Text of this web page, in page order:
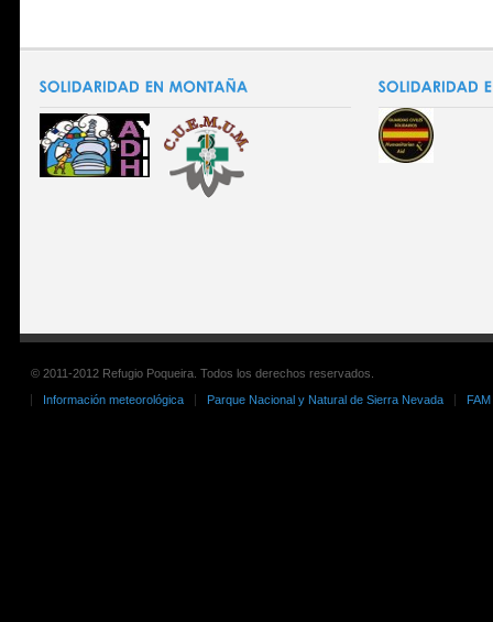
© 2011-2012 Refugio Poqueira. Todos los derechos reservados.
Información meteorológica
Parque Nacional y Natural de Sierra Nevada FAM